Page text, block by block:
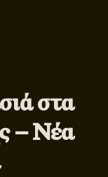
στα
– Νέα